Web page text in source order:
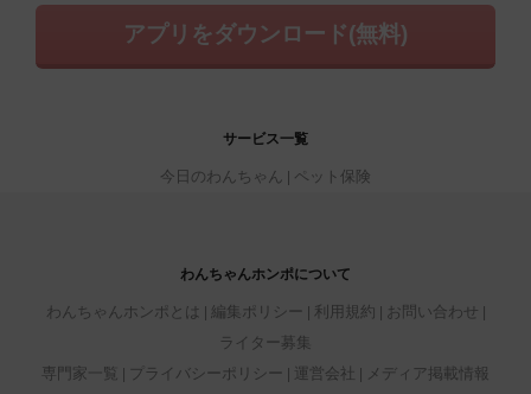
アプリをダウンロード(無料)
サービス一覧
今日のわんちゃん ペット保険
わんちゃんホンポについて
わんちゃんホンポとは 編集ポリシー 利用規約
お問い合わせ
ライター募集
専門家一覧
プライバシーポリシー 運営会社 メディア掲載情報